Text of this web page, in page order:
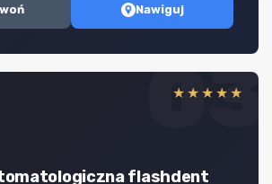
Nawiguj
03
★★★★★
flashdent